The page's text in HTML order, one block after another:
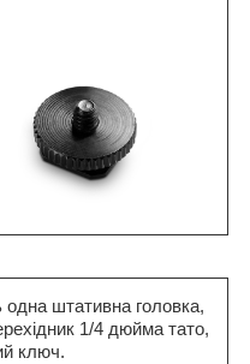
штативна головка,
1/4 дюйма тато,
ключ.